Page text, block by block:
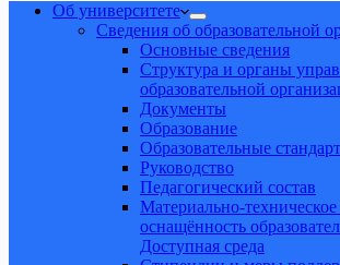
Об университете
Сведения об образовательной
Основные сведения
Структура и органы
образовательной
Документы
Образование
Образовательные
Руководство
Педагогический состав
Материально-
оснащённость
Доступная среда